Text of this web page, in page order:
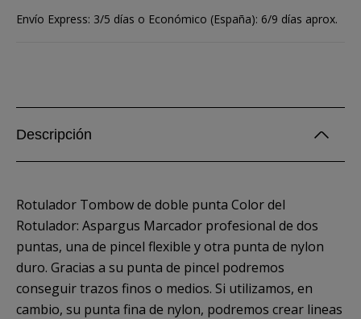
Envío Express: 3/5 días o Económico (España): 6/9 días aprox.
Descripción
Rotulador Tombow de doble punta Color del
Rotulador: Aspargus Marcador profesional de dos
puntas, una de pincel flexible y otra punta de nylon
duro. Gracias a su punta de pincel podremos
conseguir trazos finos o medios. Si utilizamos, en
cambio, su punta fina de nylon, podremos crear lineas